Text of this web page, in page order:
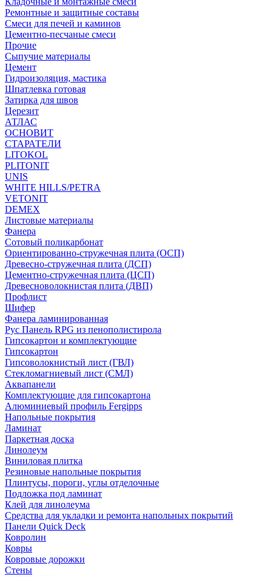
Ремонтные и защитные составы
Смеси для печей и каминов
Цементно-песчаные смеси
Прочие
Сыпучие материалы
Цемент
Гидроизоляция, мастика
Шпатлевка готовая
Затирка для швов
Церезит
АТЛАС
ОСНОВИТ
СТАРАТЕЛИ
LITOKOL
PLITONIT
UNIS
WHITE HILLS/PETRA
VETONIT
DEMEX
Листовые материалы
Фанера
Сотовый поликарбонат
Ориентированно-стружечная плита (ОСП)
Древесно-стружечная плита (ДСП)
Цементно-стружечная плита (ЦСП)
Древесноволокнистая плита (ДВП)
Профлист
Шифер
Фанера ламинированная
Рус Панель RPG из пенополистирола
Гипсокартон и комплектующие
Гипсокартон
Гипсоволокнистый лист (ГВЛ)
Стекломагниевый лист (СМЛ)
Аквапанели
Комплектующие для гипсокартона
Алюминиевый профиль Fergipps
Напольные покрытия
Ламинат
Паркетная доска
Линолеум
Виниловая плитка
Резиновые напольные покрытия
Плинтусы, пороги, углы отделочные
Подложка под ламинат
Клей для линолеума
Средства для укладки и ремонта напольных покрытий
Панели Quick Deck
Ковролин
Ковры
Ковровые дорожки
Стены